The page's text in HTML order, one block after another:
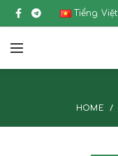
Tiếng Việt
HOME